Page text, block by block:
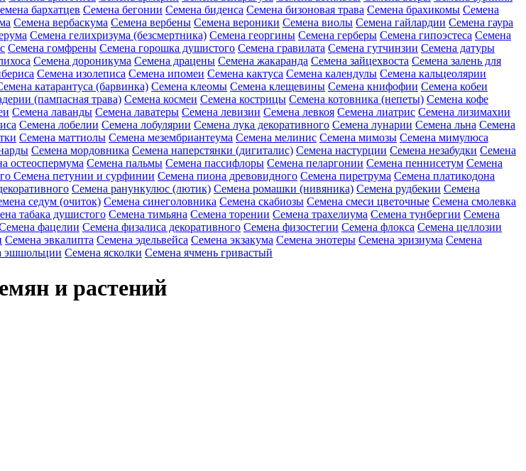
бархатцев Семена бегонии Семена биденса Семена бизоновая трава Семена брахикомы Семена
Семена вербаскума Семена вербены Семена вероники Семена виолы Семена гайлардии Семена гаура
Семена гелихризума (безсмертника) Семена георгины Семена герберы Семена гипоэстеса Семена
Семена гомфрены Семена горошка душистого Семена гравилата Семена гутчинзии Семена датуры
Семена дороникума Семена драцены Семена жакаранда Семена зайцехвоста Семена залень для
Семена изолеписа Семена ипомеи Семена кактуса Семена календулы Семена кальцеолярии
катарантуса (барвинка) Семена клеомы Семена клещевины Семена книфофии Семена кобеи
(пампасная трава) Семена космеи Семена кострицы Семена котовника (непеты) Семена кофе
Семена лаванды Семена лаватеры Семена левизии Семена левкоя Семена лиатрис Семена лизимахии
Семена лобелии Семена лобулярии Семена лука декоративного Семена лунарии Семена льна Семена
Семена маттиолы Семена мезембриантеума Семена мелинис Семена мимозы Семена мимулюса
Семена мордовника Семена наперстянки (дигиталис) Семена настурции Семена незабудки Семена
остеоспермума Семена пальмы Семена пассифлоры Семена пеларгонии Семена пеннисетум Семена
Семена петунии и сурфинии Семена пиона древовидного Семена пиретрума Семена платикодона
Семена ранункулюс (лютик) Семена ромашки (нивяника) Семена рудбекии Семена
седум (очиток) Семена синеголовника Семена скабиозы Семена смеси цветочные Семена смолевка
табака душистого Семена тимьяна Семена торении Семена трахелиума Семена тунбергии Семена
фацелии Семена физалиса декоративного Семена физостегии Семена флокса Семена целлозии
Семена эвкалипта Семена эдельвейса Семена экзакума Семена энотеры Семена эризиума Семена
эшшольции Семена ясколки Семена ячмень гривастый
и растений